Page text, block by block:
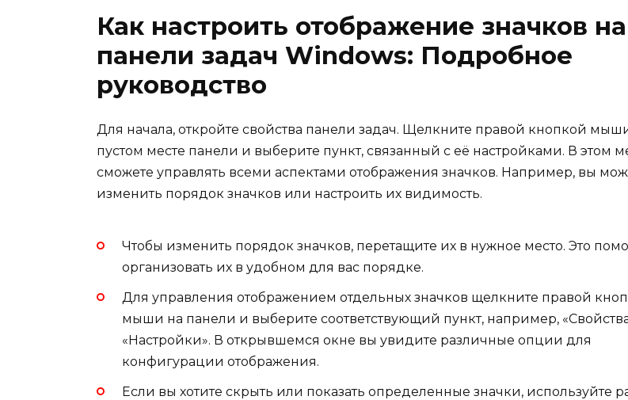
Как настроить отображение значков на
панели задач Windows: Подробное
руководство
Для начала, откройте свойства панели задач. Щелкните правой кнопкой
пустом месте панели и выберите пункт, связанный с её настройками. В этом
сможете управлять всеми аспектами отображения значков. Например, вы
изменить порядок значков или настроить их видимость.
Чтобы изменить порядок значков, перетащите их в нужное место. Это
организовать их в удобном для вас порядке.
Для управления отображением отдельных значков щелкните правой
мыши на панели и выберите соответствующий пункт, например,
«Настройки». В открывшемся окне вы увидите различные опции для
конфигурации отображения.
Если вы хотите скрыть или показать определенные значки, используйте